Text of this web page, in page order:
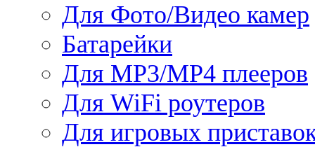
Для Фото/Видео камер
Батарейки
Для MP3/MP4 плееров
Для WiFi роутеров
Для игровых